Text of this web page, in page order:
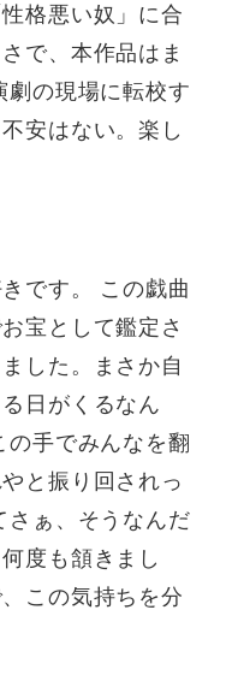
格悪い奴」に合
で、本作品はま
劇の現場に転校す
安はない。楽し
です。 この戯曲
宝として鑑定さ
した。まさか自
日がくるなん
の手でみんなを翻
と振り回されっ
さぁ、そうなんだ
度も頷きまし
この気持ちを分